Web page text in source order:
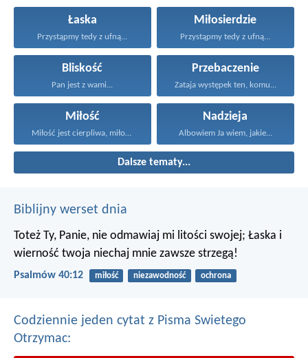
Łaska
Przystąpmy tedy z ufną...
Miłosierdzie
Przystąpmy tedy z ufną...
Bliskość
Pan jest z wami...
Przebaczenie
Zataja występek ten, komu...
Miłość
Miłość jest cierpliwa, miłość...
Nadzieja
Albowiem Ja wiem, jakie...
Dalsze tematy...
Biblijny werset dnia
Toteż Ty, Panie, nie odmawiaj mi litości swojej; Łaska i
wierność twoja niechaj mnie zawsze strzegą!
Psalmów 40:12 miłość niezawodność ochrona
Codziennie jeden cytat z Pisma Swietego
Otrzymac: